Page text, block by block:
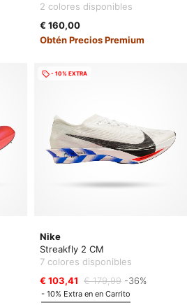
2 colores disponibles
€ 160,00
Obtén Precios Premium
Nike
Streakfly 2 CM
7 colores disponibles
€ 103,41 € 179,99 -36%
- 10% Extra en en Carrito
- 10% EXTRA